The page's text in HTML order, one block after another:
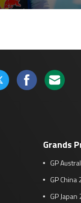
Grands
GP
GP China
GP Japan